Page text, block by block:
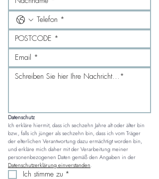
Datenschutz
Ich erkläre hiermit, dass ich sechzehn Jahre alt oder älter bin
bzw., falls ich jünger als sechzehn bin, dass ich vom Träger
der elterlichen Verantwortung dazu ermächtigt worden bin,
und erkläre mich daher mit der Verarbeitung meiner
Datenschutzerklärung einverstanden.
Ich stimme zu *